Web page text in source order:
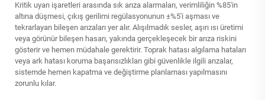
Kritik uyarı işaretleri arasında sık arıza alarmaları, verimliliğin %85'in
altına düşmesi, çıkış gerilimi regülasyonunun ±%5'i aşması ve
tekrarlayan bileşen arızaları yer alır. Alışılmadık sesler, aşırı ısı üretimi
veya görünür bileşen hasarı, yakında gerçekleşecek bir arıza riskini
gösterir ve hemen müdahale gerektirir. Toprak hatası algılama hataları
veya ark hatası koruma başarısızlıkları gibi güvenlikle ilgili arızalar,
sistemde hemen kapatma ve değiştirme planlaması yapılmasını
zorunlu kılar.